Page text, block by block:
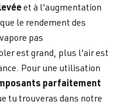
et à l'augmentation
le rendement des
pas
est grand, plus l'air est
Pour une utilisation
parfaitement
tu trouveras dans notre